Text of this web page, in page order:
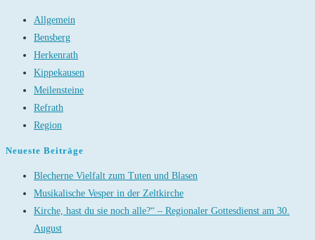
Allgemein
Bensberg
Herkenrath
Kippekausen
Meilensteine
Refrath
Region
Neueste Beiträge
Blecherne Vielfalt zum Tuten und Blasen
Musikalische Vesper in der Zeltkirche
Kirche, hast du sie noch alle?“ – Regionaler Gottesdienst am 30.
August